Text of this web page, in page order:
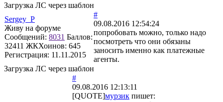
Загрузка ЛС через шаблон
Sergey_P
Живу на форуме
Сообщений: 8031 Баллов:
32411 ЖКХоинов: 645
Регистрация: 11.11.2015
#
09.08.2016 12:54:24
попробовать можно, только надо
посмотреть что они обязаны
заносить именно как платежные
агенты.
Загрузка ЛС через шаблон
#
09.08.2016 12:13:11
[QUOTE]мурзик пишет: